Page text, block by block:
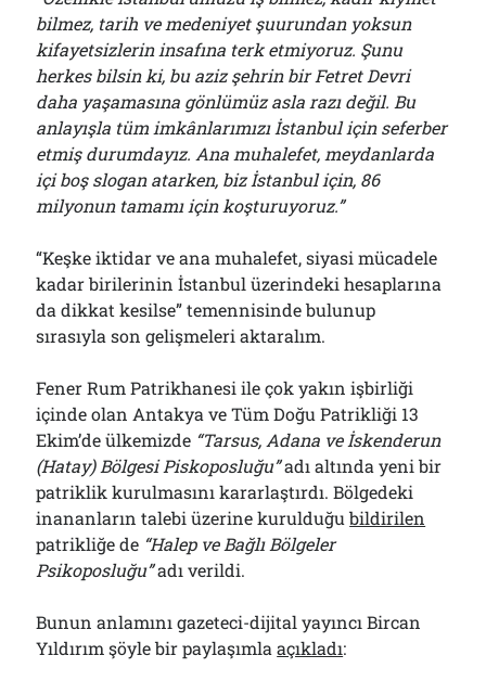
bilmez, tarih ve medeniyet şuurundan yoksun
kifayetsizlerin insafına terk etmiyoruz. Şunu
herkes bilsin ki, bu aziz şehrin bir Fetret Devri
daha yaşamasına gönlümüz asla razı değil. Bu
anlayışla tüm imkânlarımızı İstanbul için seferber
etmiş durumdayız. Ana muhalefet, meydanlarda
içi boş slogan atarken, biz İstanbul için, 86
milyonun tamamı için koşturuyoruz.”
“Keşke iktidar ve ana muhalefet, siyasi mücadele
kadar birilerinin İstanbul üzerindeki hesaplarına
da dikkat kesilse” temennisinde bulunup
sırasıyla son gelişmeleri aktaralım.
Fener Rum Patrikhanesi ile çok yakın işbirliği
içinde olan Antakya ve Tüm Doğu Patrikliği 13
Ekim’de ülkemizde “Tarsus, Adana ve İskenderun
(Hatay) Bölgesi Piskoposluğu”adı altında yeni bir
patriklik kurulmasını kararlaştırdı. Bölgedeki
inananların talebi üzerine kurulduğubildirilen
patrikliğe de “Halep ve Bağlı Bölgeler
Psikoposluğu”adı verildi.
Bunun anlamını gazeteci-dijital yayıncı Bircan
Yıldırım şöyle bir paylaşımlaaçıkladı: